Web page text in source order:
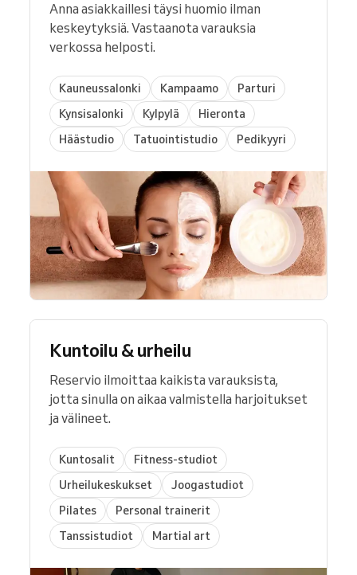
Anna asiakkaillesi täysi huomio ilman
keskeytyksiä. Vastaanota varauksia
verkossa helposti.
Kauneussalonki Kampaamo
Parturi
Kynsisalonki
Kylpylä
Hieronta
Häästudio
Tatuointistudio Pedikyyri
Kuntoilu & urheilu
Reservio ilmoittaa kaikista varauksista,
jotta sinulla on aikaa valmistella harjoitukset
ja välineet.
Kuntosalit
Fitness-studiot
Urheilukeskukset
Joogastudiot
Pilates
Personal trainerit
Tanssistudiot
Martial art